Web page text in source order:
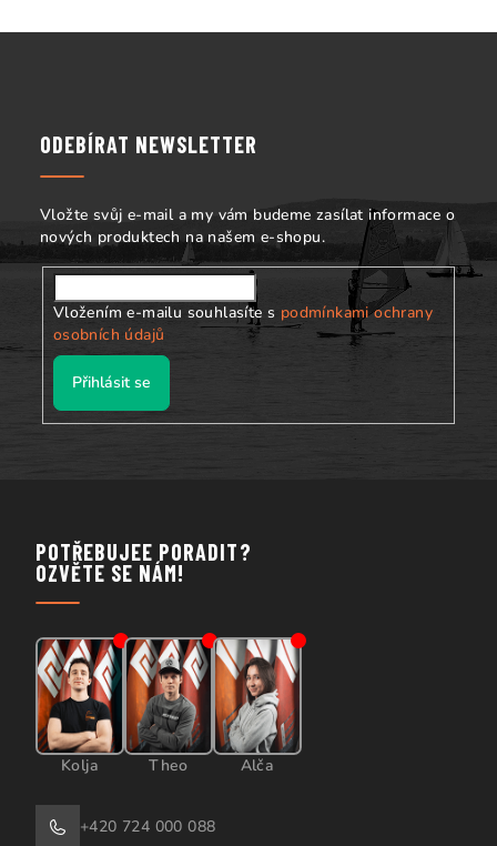
k
p
i
u
ODEBÍRAT NEWSLETTER
Vložte svůj e-mail a my vám budeme zasílat informace o
nových produktech na našem e-shopu.
Vložením e-mailu souhlasíte s podmínkami ochrany
osobních údajů
Přihlásit se
POTŘEBUJEE PORADIT?
OZVĚTE SE NÁM!
Kolja Theo Alča
+420 724 000 088